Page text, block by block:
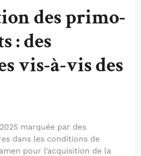
des primo-
: des
vis-à-vis des
marquée par des
dans les conditions de
pour l’acquisition de la